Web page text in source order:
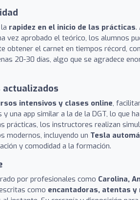
rapidez en el inicio de las prácticas.
vez aprobado el teórico, los alumnos
obtener el carnet en tiempos récord,
20-30 días, algo que se agradece
intensivos y clases online,
una app similar a la de la DGT, lo que
prácticas, los instructores realizan
modernos, incluyendo un Tesla
y comodidad a la formación.
por profesionales como Carolina,
como encantadoras, atentas